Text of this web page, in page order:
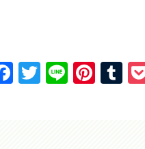
F T Li
Pi
T